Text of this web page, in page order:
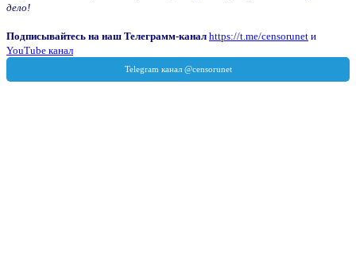
дело!
Подписывайтесь на наш Телеграмм-канал https://t.me/censorunet и
YouTube канал